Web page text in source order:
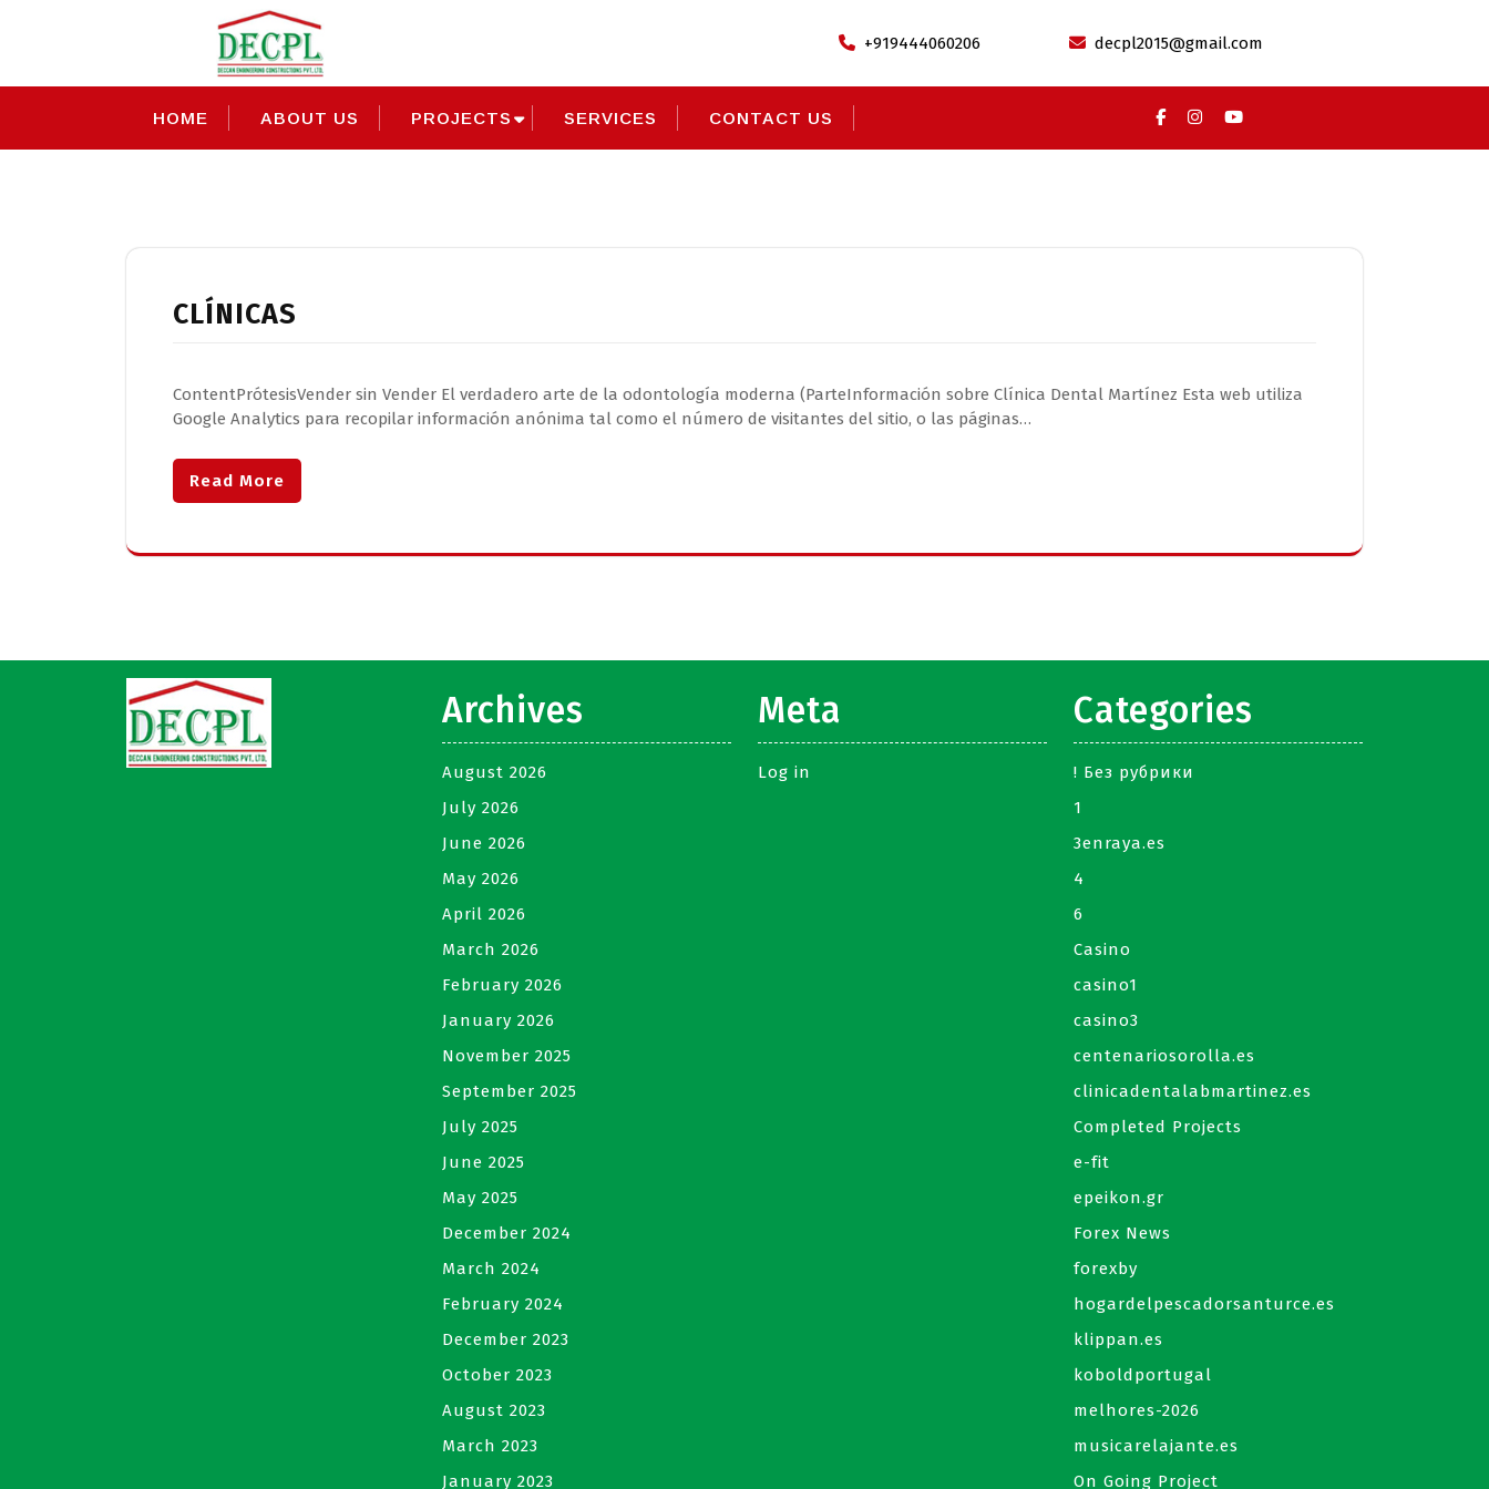
+919444060206 decpl2015@gmail.com
HOME ABOUT US PROJECTS SERVICES CONTACT US
CLÍNICAS
ContentPrótesisVender sin Vender El verdadero arte de la odontología moderna (ParteInformación sobre Clínica Dental Martínez Esta web utiliza
Google Analytics para recopilar información anónima tal como el número de visitantes del sitio, o las páginas…
Read More
Archives
August 2026
July 2026
June 2026
May 2026
April 2026
March 2026
February 2026
January 2026
November 2025
September 2025
July 2025
June 2025
May 2025
December 2024
March 2024
February 2024
December 2023
October 2023
August 2023
March 2023
January 2023
Meta
Log in
Categories
! Без рубрики
1
3enraya.es
4
6
Casino
casino1
casino3
centenariosorolla.es
clinicadentalabmartinez.es
Completed Projects
e-fit
epeikon.gr
Forex News
forexby
hogardelpescadorsanturce.es
klippan.es
koboldportugal
melhores-2026
musicarelajante.es
On Going Project